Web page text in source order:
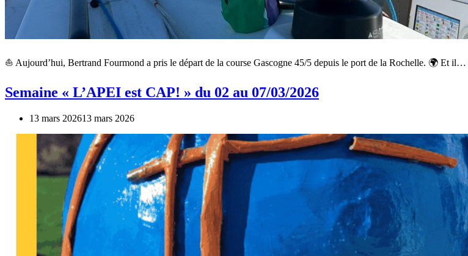
⛵ Aujourd’hui, Bertrand Fourmond a pris le départ de la course Gascogne 45/5 depuis le port de la Rochelle. 🌍 Et il…
Semaine « L’APEI est CAP! » du 02 au 07/03/2026
13 mars 202613 mars 2026